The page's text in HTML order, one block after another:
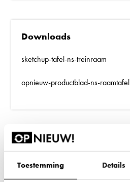
Toestemming Details
Downloads
sketchup-tafel-ns-treinraam
opnieuw-productblad-ns-raamtafel
Extra informatie
Merk